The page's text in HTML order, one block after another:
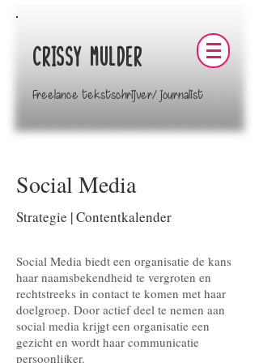
Crissy Mulder
Freelance tekstschrijver/ journalist
Social Media
Strategie | Contentkalender
Social Media biedt een organisatie de kans
haar naamsbekendheid te vergroten en
rechtstreeks in contact te komen met haar
doelgroep. Door actief deel te nemen aan
social media krijgt een organisatie een
gezicht en wordt haar communicatie
persoonlijker.